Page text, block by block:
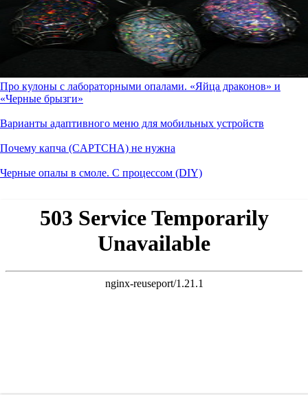
Про кулоны с лабораторными опалами. «Яйца драконов» и
«Черные брызги»
Варианты адаптивного меню для мобильных устройств
Почему капча (CAPTCHA) не нужна
Черные опалы в смоле. С процессом (DIY)